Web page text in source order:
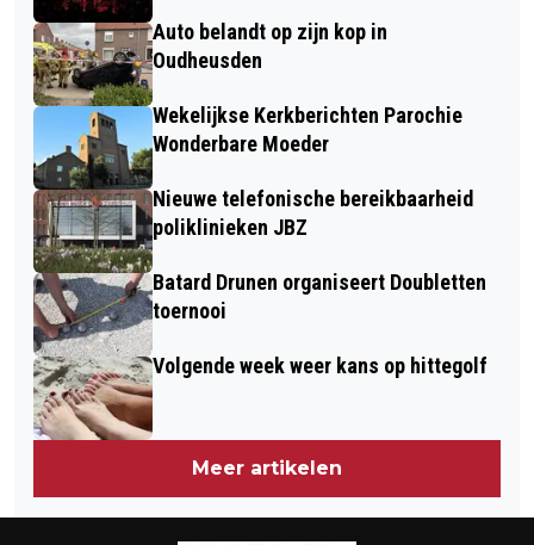
Auto belandt op zijn kop in
Oudheusden
Wekelijkse Kerkberichten Parochie
Wonderbare Moeder
Nieuwe telefonische bereikbaarheid
poliklinieken JBZ
Batard Drunen organiseert Doubletten
toernooi
Volgende week weer kans op hittegolf
Meer artikelen